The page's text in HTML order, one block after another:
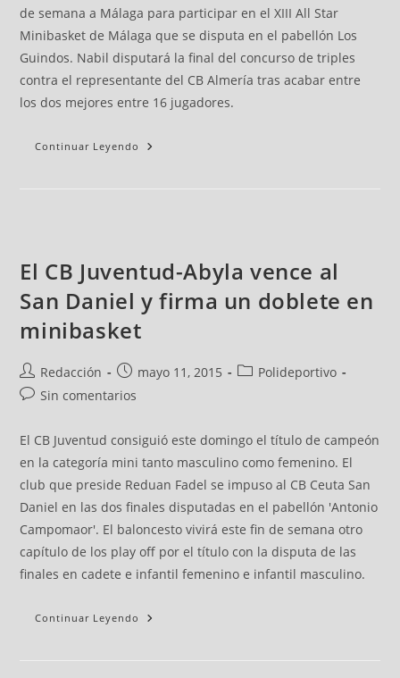
de semana a Málaga para participar en el XIII All Star
Minibasket de Málaga que se disputa en el pabellón Los
Guindos. Nabil disputará la final del concurso de triples
contra el representante del CB Almería tras acabar entre
los dos mejores entre 16 jugadores.
Continuar Leyendo
El CB Juventud-Abyla vence al
San Daniel y firma un doblete en
minibasket
Redacción mayo 11, 2015
Polideportivo
Sin comentarios
El CB Juventud consiguió este domingo el título de campeón
en la categoría mini tanto masculino como femenino. El
club que preside Reduan Fadel se impuso al CB Ceuta San
Daniel en las dos finales disputadas en el pabellón 'Antonio
Campomaor'. El baloncesto vivirá este fin de semana otro
capítulo de los play off por el título con la disputa de las
finales en cadete e infantil femenino e infantil masculino.
Continuar Leyendo